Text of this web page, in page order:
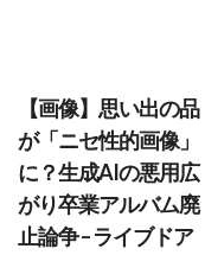
【画像】思い出の品
が「ニセ性的画像」
に？生成AIの悪用広
がり卒業アルバム廃
止論争 – ライブドア